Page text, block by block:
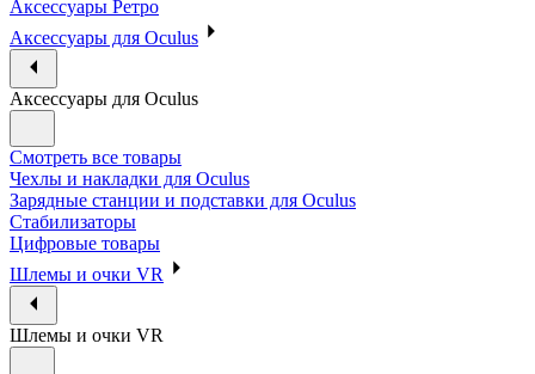
Аксессуары Ретро
Аксессуары для Oculus
Аксессуары для Oculus
Смотреть все товары
Чехлы и накладки для Oculus
Зарядные станции и подставки для Oculus
Стабилизаторы
Цифровые товары
Шлемы и очки VR
Шлемы и очки VR